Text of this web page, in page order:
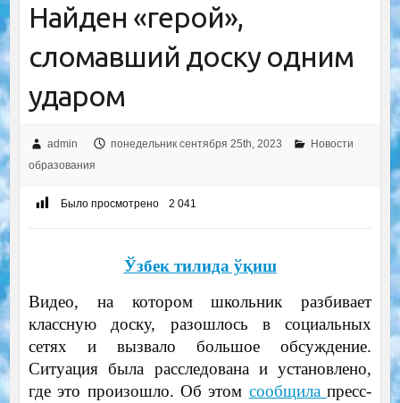
Найден «герой»,
сломавший доску одним
ударом
admin понедельник сентября 25th, 2023
Новости
образования
Было просмотрено 2 041
Ўзбек тилида ўқиш
Видео, на котором школьник разбивает
классную доску, разошлось в социальных
сетях и вызвало большое обсуждение.
Ситуация была расследована и установлено,
где это произошло. Об этом сообщилапресс-